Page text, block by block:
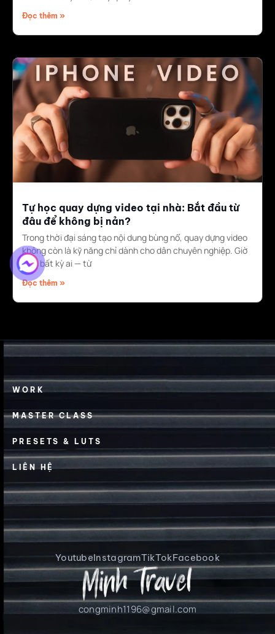
Đọc thêm »
Tự học quay dựng video tại nhà: Bắt đầu từ
đâu để không bị nản?
Trong thời đại sáng tạo nội dung bùng nổ, quay dựng video
không còn là kỹ năng chỉ dành cho dân chuyên nghiệp. Giờ
đây, bất kỳ ai — từ
Đọc thêm »
WORK
MASTER CLASS
PRESETS & LUTS
LIÊN HỆ
YoutubeInstagramTikTokFacebook
congminh1196@gmail.com